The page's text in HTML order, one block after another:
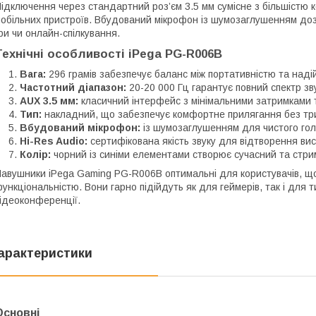
через стандартний роз’єм 3.5 мм сумісне з більшістю
пристроїв. Вбудований мікрофон із шумозаглушенням
чи онлайн-спілкування.
особливості iPega PG-R006B
Вага: 296 грамів забезпечує баланс між портативністю та
Частотний діапазон: 20-20 000 Гц гарантує повний спектр
AUX 3.5 мм: класичний інтерфейс з мінімальними затримками
Тип: накладний, що забезпечує комфортне прилягання без
Вбудований мікрофон: із шумозаглушенням для чистого
Hi-Res Audio: сертифікована якість звуку для відтворення
Колір: чорний із синіми елементами створює сучасний та
iPega Gaming PG-R006B оптимальні для користувачів,
Вони гарно підійдуть як для геймерів, так і